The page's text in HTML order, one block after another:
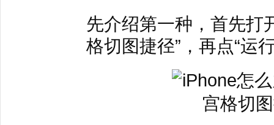
先介绍第一种，首先打
格切图捷径”，再点“运